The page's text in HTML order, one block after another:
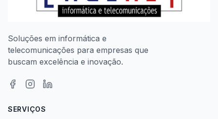
Soluções em informática e
telecomunicações para empresas que
buscam excelência e inovação.
SERVIÇOS